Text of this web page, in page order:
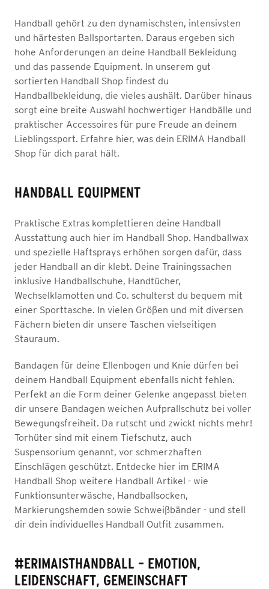
Handball gehört zu den dynamischsten, intensivsten
und härtesten Ballsportarten. Daraus ergeben sich
hohe Anforderungen an deine Handball Bekleidung
und das passende Equipment. In unserem gut
sortierten Handball Shop findest du
Handballbekleidung, die vieles aushält. Darüber hinaus
sorgt eine breite Auswahl hochwertiger Handbälle und
praktischer Accessoires für pure Freude an deinem
Lieblingssport. Erfahre hier, was dein ERIMA Handball
Shop für dich parat hält.
HANDBALL EQUIPMENT
Praktische Extras komplettieren deine Handball
Ausstattung auch hier im Handball Shop. Handballwax
und spezielle Haftsprays erhöhen sorgen dafür, dass
jeder Handball an dir klebt. Deine Trainingssachen
inklusive Handballschuhe, Handtücher,
Wechselklamotten und Co. schulterst du bequem mit
einer Sporttasche. In vielen Größen und mit diversen
Fächern bieten dir unsere Taschen vielseitigen
Stauraum.
Bandagen für deine Ellenbogen und Knie dürfen bei
deinem Handball Equipment ebenfalls nicht fehlen.
Perfekt an die Form deiner Gelenke angepasst bieten
dir unsere Bandagen weichen Aufprallschutz bei voller
Bewegungsfreiheit. Da rutscht und zwickt nichts mehr!
Torhüter sind mit einem Tiefschutz, auch
Suspensorium genannt, vor schmerzhaften
Einschlägen geschützt. Entdecke hier im ERIMA
Handball Shop weitere Handball Artikel - wie
Funktionsunterwäsche, Handballsocken,
Markierungshemden sowie Schweißbänder - und stell
dir dein individuelles Handball Outfit zusammen.
#ERIMAISTHANDBALL – EMOTION,
LEIDENSCHAFT, GEMEINSCHAFT